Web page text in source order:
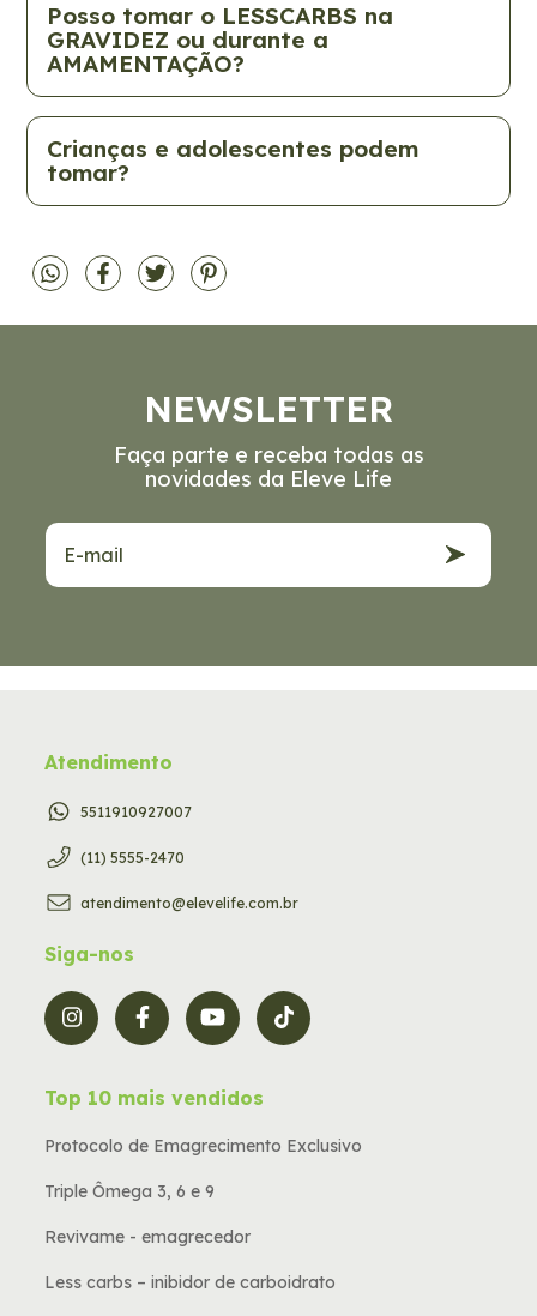
Posso tomar o LESSCARBS na
GRAVIDEZ ou durante a
AMAMENTAÇÃO?
Crianças e adolescentes podem
tomar?
NEWSLETTER
Faça parte e receba todas as
novidades da Eleve Life
Atendimento
5511910927007
(11) 5555-2470
atendimento@elevelife.com.br
Siga-nos
Top 10 mais vendidos
Protocolo de Emagrecimento Exclusivo
Triple Ômega 3, 6 e 9
Revivame - emagrecedor
Less carbs – inibidor de carboidrato